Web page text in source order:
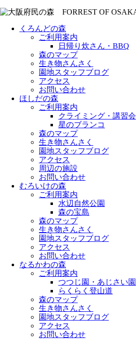
くろんどの森
ご利用案内
日帰り炊さん・BBQ
森のマップ
生き物さんさく
園地スタッフブログ
アクセス
お問い合わせ
ほしだの森
ご利用案内
クライミング・講習会
星のブランコ
森のマップ
生き物さんさく
園地スタッフブログ
アクセス
周辺の施設
お問い合わせ
むろいけの森
ご利用案内
水辺自然公園
森の宝島
森のマップ
生き物さんさく
園地スタッフブログ
アクセス
お問い合わせ
なるかわの森
ご利用案内
つつじ園・あじさい園
らくらく登山道
森のマップ
生き物さんさく
園地スタッフブログ
アクセス
お問い合わせ